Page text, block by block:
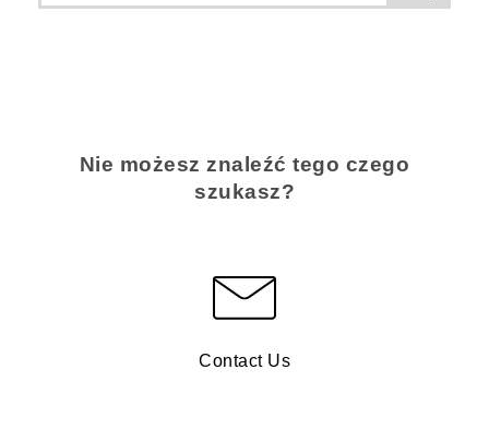
Nie możesz znaleźć tego czego
szukasz?
Contact Us